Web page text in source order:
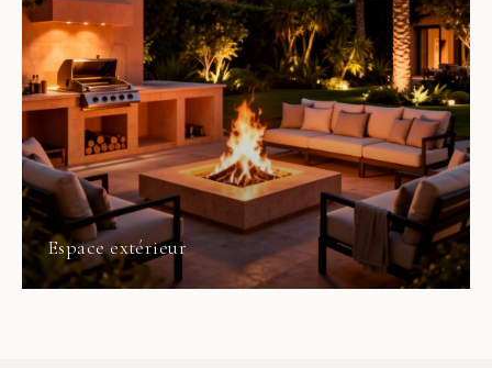
Espace extérieur